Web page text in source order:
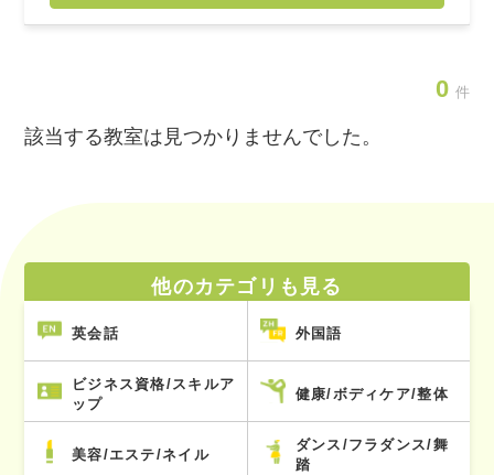
0 件
該当する教室は見つかりませんでした。
他のカテゴリも見る
英会話 外国語
ビジネス資格/スキルア
ップ
健康/ボディケア/整体
美容/エステ/ネイル
ダンス/フラダンス/舞
踏